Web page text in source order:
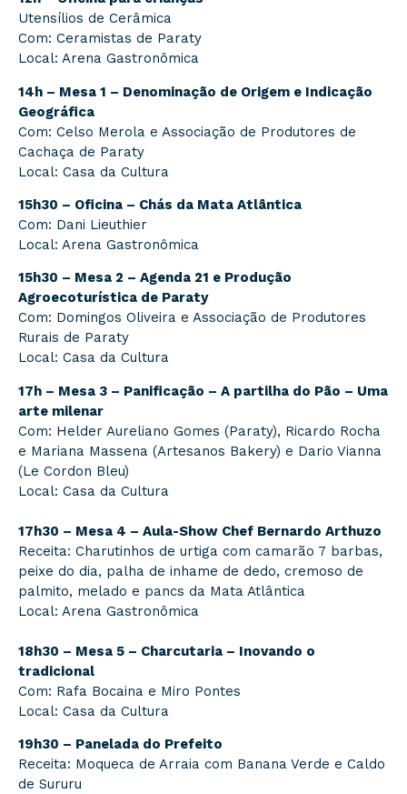
Utensílios de Cerâmica
Com: Ceramistas de Paraty
Local: Arena Gastronômica
14h – Mesa 1 – Denominação de Origem e Indicação
Geográfica
Com: Celso Merola e Associação de Produtores de
Cachaça de Paraty
Local: Casa da Cultura
15h30 – Oficina – Chás da Mata Atlântica
Com: Dani Lieuthier
Local: Arena Gastronômica
15h30 – Mesa 2 – Agenda 21 e Produção
Agroecoturística de Paraty
Com: Domingos Oliveira e Associação de Produtores
Rurais de Paraty
Local: Casa da Cultura
17h – Mesa 3 – Panificação – A partilha do Pão – Uma
arte milenar
Com: Helder Aureliano Gomes (Paraty), Ricardo Rocha
e Mariana Massena (Artesanos Bakery) e Dario Vianna
(Le Cordon Bleu)
Local: Casa da Cultura
17h30 – Mesa 4 – Aula-Show Chef Bernardo Arthuzo
Receita: Charutinhos de urtiga com camarão 7 barbas,
peixe do dia, palha de inhame de dedo, cremoso de
palmito, melado e pancs da Mata Atlântica
Local: Arena Gastronômica
18h30 – Mesa 5 – Charcutaria – Inovando o
tradicional
Com: Rafa Bocaina e Miro Pontes
Local: Casa da Cultura
19h30 – Panelada do Prefeito
Receita: Moqueca de Arraia com Banana Verde e Caldo
de Sururu